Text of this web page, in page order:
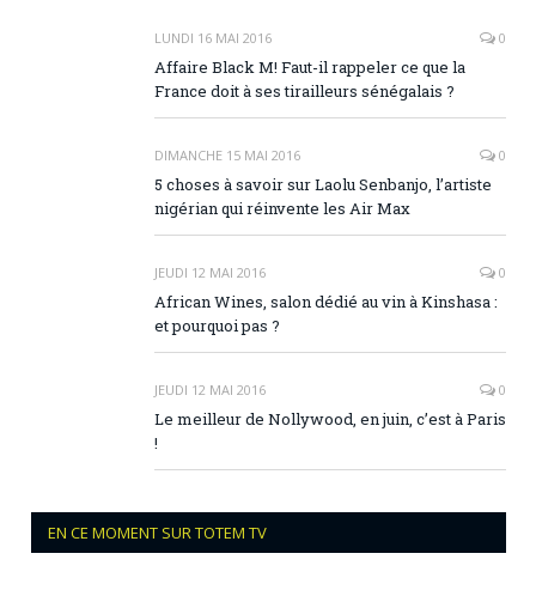
LUNDI 16 MAI 2016 0
Affaire Black M! Faut-il rappeler ce que la
France doit à ses tirailleurs sénégalais ?
DIMANCHE 15 MAI 2016 0
5 choses à savoir sur Laolu Senbanjo, l’artiste
nigérian qui réinvente les Air Max
JEUDI 12 MAI 2016 0
African Wines, salon dédié au vin à Kinshasa :
et pourquoi pas ?
JEUDI 12 MAI 2016 0
Le meilleur de Nollywood, en juin, c’est à Paris
!
EN CE MOMENT SUR TOTEM TV